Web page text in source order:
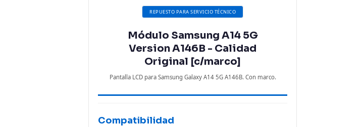
REPUESTO PARA SERVICIO TÉCNICO
Módulo Samsung A14 5G
Version A146B - Calidad
Original [c/marco]
Pantalla LCD para Samsung Galaxy A14 5G A146B. Con marco.
Compatibilidad